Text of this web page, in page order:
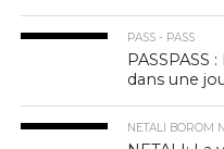
PASS - PASS
PASSPASS
dans une
NETALI BOROM